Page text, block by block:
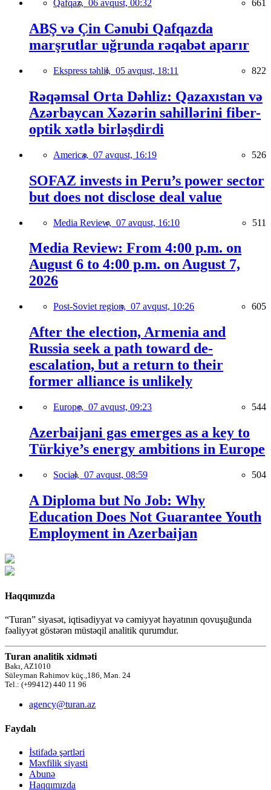
Qafqaz, 06 avqust, 00:32 661
ABŞ və Çin Cənubi Qafqazda
marşrutlar uğrunda rəqabət aparır
Ekspress təhlil, 05 avqust, 18:11 822
Rəqəmsal Orta Dəhliz: Qazaxıstan və
Azərbaycan Xəzərin sahillərini fiber-
optik xətlə birləşdirdi
America, 07 avqust, 16:19 526
SOFAZ invests in Peru’s power sector
but does not disclose deal value
Media Review, 07 avqust, 16:10 511
Media Review: From 4:00 p.m. on
August 6 to 4:00 p.m. on August 7,
2026
Post-Soviet region, 07 avqust, 10:26 605
After the election, Armenia and
Russia seek a path toward de-
escalation, but a return to their
former alliance is unlikely
Europe, 07 avqust, 09:23 544
Azerbaijani gas emerges as a key to
Türkiye’s energy ambitions in Europe
Social, 07 avqust, 08:59 504
A Diploma but No Job: Why
Education Does Not Guarantee Youth
Employment in Azerbaijan
Haqqımızda
“Turan” siyasət, iqtisadiyyat və cəmiyyət həyatının qovuşuğunda
fəaliyyət göstərən müstəqil analitik qurumdur.
Turan analitik xidməti
Bakı, AZ1010
Süleyman Rəhimov küç.,186, Mən. 24
Tel.: (+99412) 440 11 96
agency@turan.az
Faydalı
İstifadə şərtləri
Məxfilik siyasti
Abunə
Haqqımızda